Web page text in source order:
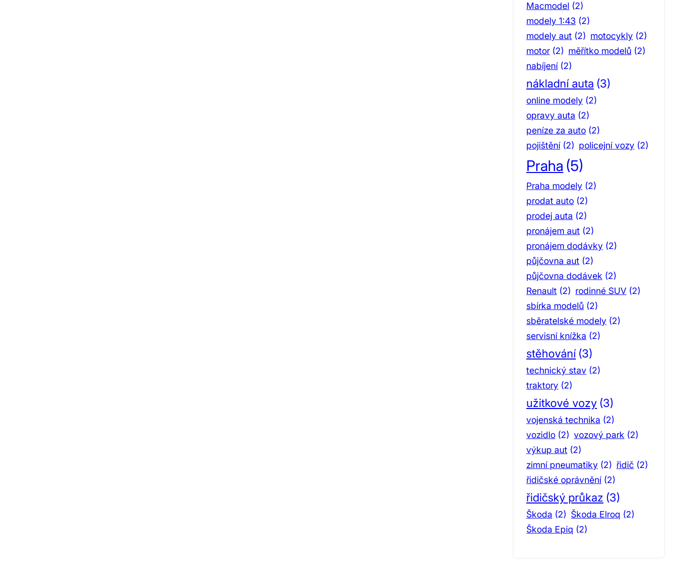
Macmodel (2)
modely 1:43 (2)
modely aut (2) motocykly (2)
motor (2) měřítko modelů (2)
nabíjení (2)
nákladní auta (3)
online modely (2)
opravy auta (2)
peníze za auto (2)
pojištění (2) policejní vozy (2)
Praha (5)
Praha modely (2)
prodat auto (2)
prodej auta (2)
pronájem aut (2)
pronájem dodávky (2)
půjčovna aut (2)
půjčovna dodávek (2)
Renault (2) rodinné SUV (2)
sbírka modelů (2)
sběratelské modely (2)
servisní knížka (2)
stěhování (3)
technický stav (2)
traktory (2)
užitkové vozy (3)
vojenská technika (2)
vozidlo (2) vozový park (2)
výkup aut (2)
zimní pneumatiky (2) řidič (2)
řidičské oprávnění (2)
řidičský průkaz (3)
Škoda (2) Škoda Elroq (2)
Škoda Epiq (2)